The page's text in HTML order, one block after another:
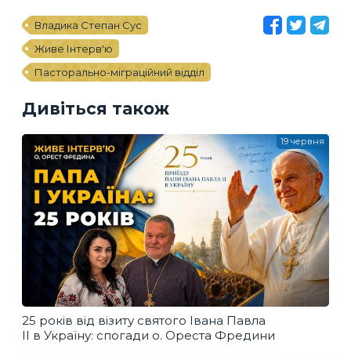
Владика Cтепан Сус
Живе Інтерв'ю
Пасторально-міграційний відділ
Дивіться також
25 років від візиту святого Івана Павла
ІІ в Україну: спогади о. Ореста Фредини
19 червня